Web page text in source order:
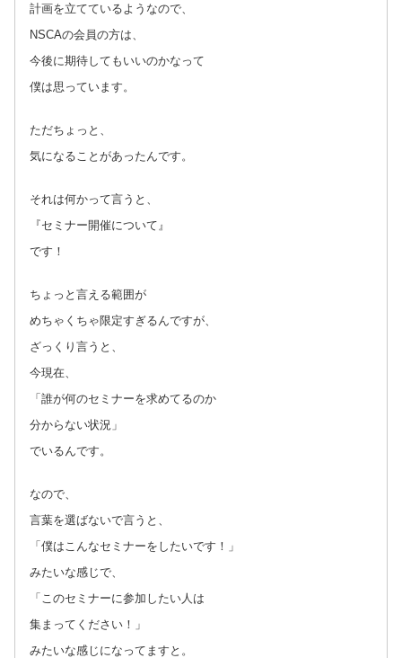
計画を立てているようなので、
NSCAの会員の方は、
今後に期待してもいいのかなって
僕は思っています。
ただちょっと、
気になることがあったんです。
それは何かって言うと、
『セミナー開催について』
です！
ちょっと言える範囲が
めちゃくちゃ限定すぎるんですが、
ざっくり言うと、
今現在、
「誰が何のセミナーを求めてるのか
分からない状況」
でいるんです。
なので、
言葉を選ばないで言うと、
「僕はこんなセミナーをしたいです！」
みたいな感じで、
「このセミナーに参加したい人は
集まってください！」
みたいな感じになってますと。